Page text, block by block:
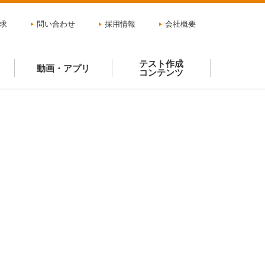
問い合わせ 採用情報 会社概要
動画・アプリ
テスト作成
コンテンツ